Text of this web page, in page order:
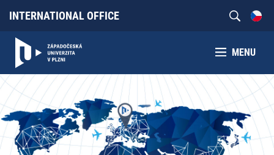
INTERNATIONAL OFFICE
MENU